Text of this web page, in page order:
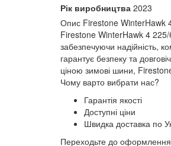
Рік виробництва 2023
Опис Firestone WinterHawk
Firestone WinterHawk 4 225/
забезпечуючи надійність,
гарантує безпеку та
ціною зимові шини,
Чому варто вибрати нас?
Гарантія якості
Доступні ціни
Швидка доставка по
Переходьте до оформлення